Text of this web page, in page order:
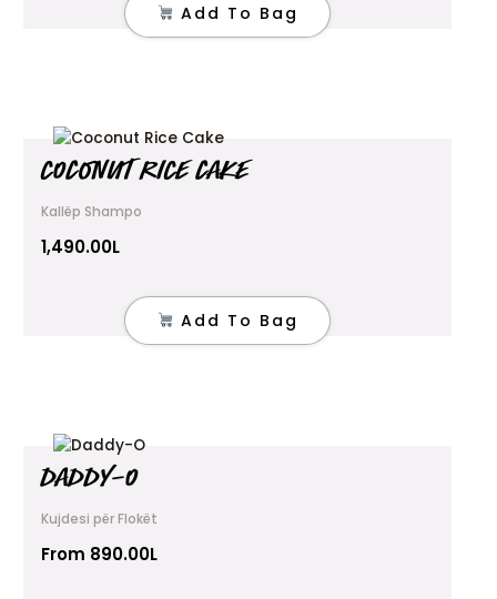
for the next time I comment.
Add To Bag
COCONUT RICE CAKE
Kallëp Shampo
1,490.00L
Add To Bag
DADDY-O
Kujdesi për Flokët
From 890.00L